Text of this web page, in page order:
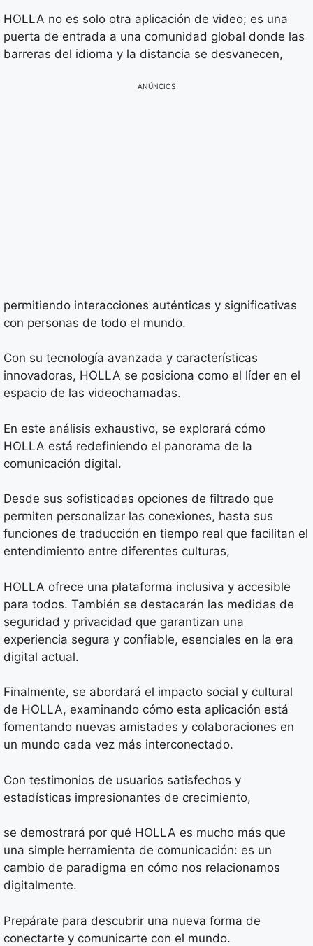
HOLLA no es solo otra aplicación de video; es una
puerta de entrada a una comunidad global donde las
barreras del idioma y la distancia se desvanecen,
ANÚNCIOS
permitiendo interacciones auténticas y significativas
con personas de todo el mundo.
Con su tecnología avanzada y características
innovadoras, HOLLA se posiciona como el líder en el
espacio de las videochamadas.
En este análisis exhaustivo, se explorará cómo
HOLLA está redefiniendo el panorama de la
comunicación digital.
Desde sus sofisticadas opciones de filtrado que
permiten personalizar las conexiones, hasta sus
funciones de traducción en tiempo real que facilitan el
entendimiento entre diferentes culturas,
HOLLA ofrece una plataforma inclusiva y accesible
para todos. También se destacarán las medidas de
seguridad y privacidad que garantizan una
experiencia segura y confiable, esenciales en la era
digital actual.
Finalmente, se abordará el impacto social y cultural
de HOLLA, examinando cómo esta aplicación está
fomentando nuevas amistades y colaboraciones en
un mundo cada vez más interconectado.
Con testimonios de usuarios satisfechos y
estadísticas impresionantes de crecimiento,
se demostrará por qué HOLLA es mucho más que
una simple herramienta de comunicación: es un
cambio de paradigma en cómo nos relacionamos
digitalmente.
Prepárate para descubrir una nueva forma de
conectarte y comunicarte con el mundo.